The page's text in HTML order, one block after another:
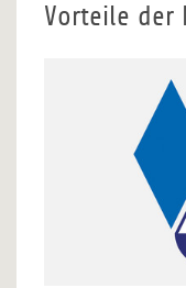
Vorteile der